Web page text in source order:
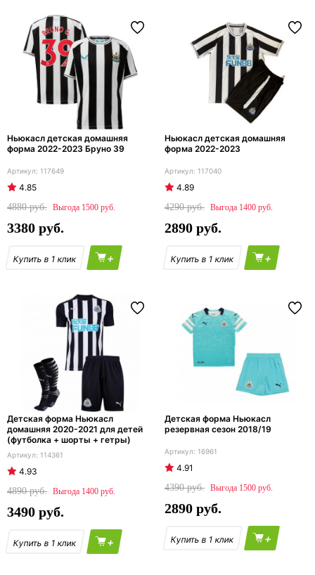
Ньюкасл детская домашняя
форма 2022-2023 Бруно 39
117649
4.85
4880
1500
3380
+
Ньюкасл детская домашняя
форма 2022-2023
117040
4.89
4290
1400
2890
+
Детская форма Ньюкасл
домашняя 2020-2021 для детей
(футболка + шорты + гетры)
114361
4.93
4890
1400
3490
+
Детская форма Ньюкасл
резервная сезон 2018/19
16961
4.91
4390
1500
2890
+